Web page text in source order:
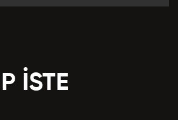
İSTE
bütün bilgilerin yanlışsız ve